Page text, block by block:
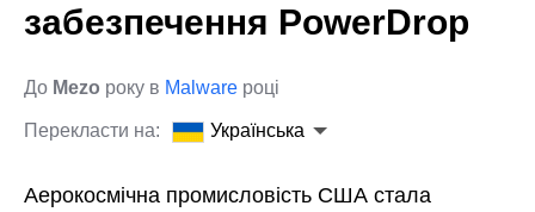
забезпечення PowerDrop
До Mezo року в Malware році
Перекласти на: Українська
Аерокосмічна промисловість США стала